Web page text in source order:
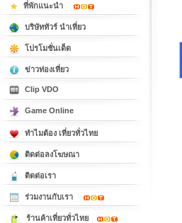
ที่พักแนะนำ
บริษัททัวร์ นำเที่ยว
โปรโมชั่นเด็ด
ข่าวท่องเที่ยว
Clip VDO
Game Online
ทำไมต้อง เที่ยวทั่วไทย
ติดต่อลงโฆษณา
ติดต่อเรา
ร่วมงานกับเรา
ร้านค้าเที่ยวทั่วไทย